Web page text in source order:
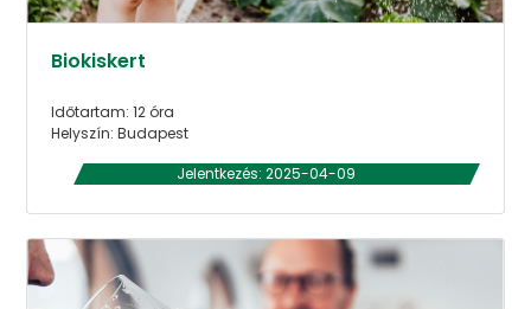
Biokiskert
Időtartam: 12 óra
Helyszín: Budapest
Jelentkezés: 2025-04-09